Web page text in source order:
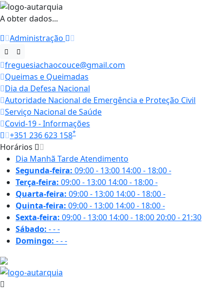
A obter dados...
Administração
freguesiachaocouce@gmail.com
Queimas e Queimadas
Dia da Defesa Nacional
Autoridade Nacional de Emergência e Proteção Civil
Serviço Nacional de Saúde
Covid-19 - Informações
+351 236 623 158*
Horários
Dia Manhã TardeAtendimento
Segunda-feira: 09:00 - 13:00 14:00 - 18:00-
Terça-feira: 09:00 - 13:00 14:00 - 18:00-
Quarta-feira: 09:00 - 13:00 14:00 - 18:00-
Quinta-feira: 09:00 - 13:00 14:00 - 18:00-
Sexta-feira: 09:00 - 13:00 14:00 - 18:0020:00 - 21:30
Sábado: ---
Domingo: ---